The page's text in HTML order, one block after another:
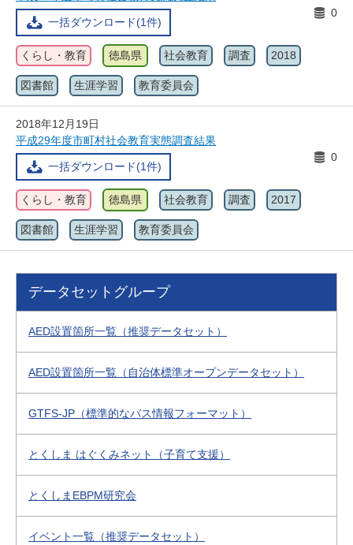
一括ダウンロード(1件)
0
くらし・教育 徳島県 社会教育 調査 2018
図書館 生涯学習 教育委員会
2018年12月19日
平成29年度市町村社会教育実態調査結果
一括ダウンロード(1件)
0
くらし・教育 徳島県 社会教育 調査 2017
図書館 生涯学習 教育委員会
データセットグループ
AED設置箇所一覧（推奨データセット）
AED設置箇所一覧（自治体標準オープンデータセット）
GTFS-JP（標準的なバス情報フォーマット）
とくしま はぐくみネット（子育て支援）
とくしまEBPM研究会
イベント一覧（推奨データセット）